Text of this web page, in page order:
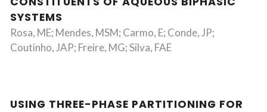
SYSTEMS
Rosa, ME; Mendes, MSM; Carmo, E; Conde, JP;
Coutinho, JAP; Freire, MG; Silva, FAE
USING THREE-PHASE PARTITIONING FOR